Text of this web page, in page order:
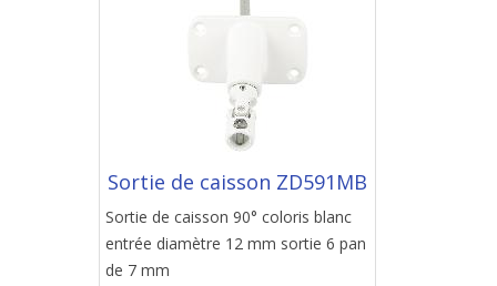
Sortie de caisson ZD591MB
Sortie de caisson 90° coloris blanc
entrée diamètre 12 mm sortie 6 pan
de 7 mm